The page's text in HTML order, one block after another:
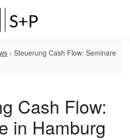
› Steuerung Cash Flow: Seminare
Cash Flow:
in Hamburg